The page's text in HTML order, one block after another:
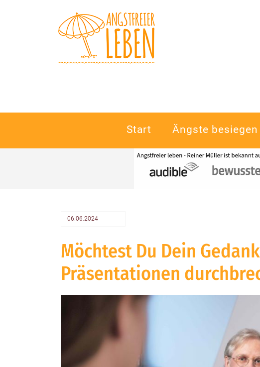
Navigation
Start Ängste besiegen
06.06.2024
Möchtest Du Dein
Präsentationen